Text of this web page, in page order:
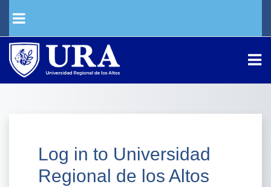
Log in to Universidad
Regional de los Altos